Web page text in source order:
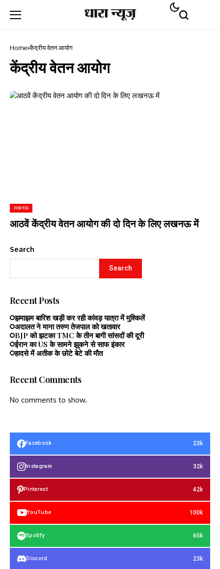
Home केंद्रीय वेतन आयोग
केंद्रीय वेतन आयोग
लखनऊ
आठवें केंद्रीय वेतन आयोग की दो दिन के लिए लखनऊ में
Search
Search
Recent Posts
झमाझम बारिश खड़ी कर रही कांवड़ यात्रा में मुश्किलें
अदालत ने माना तरुण तेजपाल को खतावार
BJP को झटका TMC के तीन बागी सांसदों की दूरी
ईरान का US के सामने झुकने से साफ इंकार
हादसे में अतीक के छोटे बेटे की मौत
Recent Comments
No comments to show.
Facebook 23k
Instagram 32k
Pinterest 42k
YouTube 100k
Spotify 65k
Discord 23k